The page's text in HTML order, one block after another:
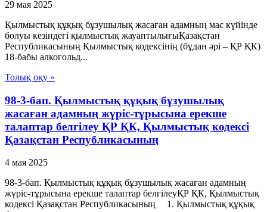
29 мая 2025
Қылмыстық құқық бұзушылық жасаған адамның мас күйінде
болуы кезіндегі қылмыстық жауаптылығыҚазақстан
Республикасының Қылмыстық кодексінің (бұдан әрі – ҚР ҚК)
18-бабы алкогольд...
Толық оқу »
98-3-бап. Қылмыстық құқық бұзушылық
жасаған адамның жүріс-тұрысына ерекше
талаптар белгілеу ҚР ҚК, Қылмыстық кодексi
Қазақстан Республикасының
4 мая 2025
98-3-бап. Қылмыстық құқық бұзушылық жасаған адамның
жүріс-тұрысына ерекше талаптар белгілеуҚР ҚК, Қылмыстық
кодексi Қазақстан Республикасының 1. Қылмыстық құқық